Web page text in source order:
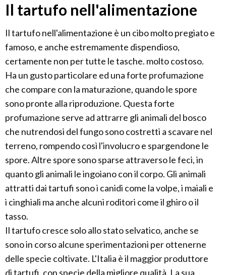
Il tartufo nell'alimentazione
Il tartufo nell'alimentazione è un cibo molto pregiato e
famoso, e anche estremamente dispendioso,
certamente non per tutte le tasche. molto costoso.
Ha un gusto particolare ed una forte profumazione
che compare con la maturazione, quando le spore
sono pronte alla riproduzione. Questa forte
profumazione serve ad attrarre gli animali del bosco
che nutrendosi del fungo sono costretti a scavare nel
terreno, rompendo così l'involucro e spargendone le
spore. Altre spore sono sparse attraverso le feci, in
quanto gli animali le ingoiano con il corpo. Gli animali
attratti dai tartufi sono i canidi come la volpe, i maiali e
i cinghiali ma anche alcuni roditori come il ghiro o il
tasso.
Il tartufo cresce solo allo stato selvatico, anche se
sono in corso alcune sperimentazioni per ottenerne
delle specie coltivate. L'Italia è il maggior produttore
di tartufi, con specie della migliore qualità. La sua